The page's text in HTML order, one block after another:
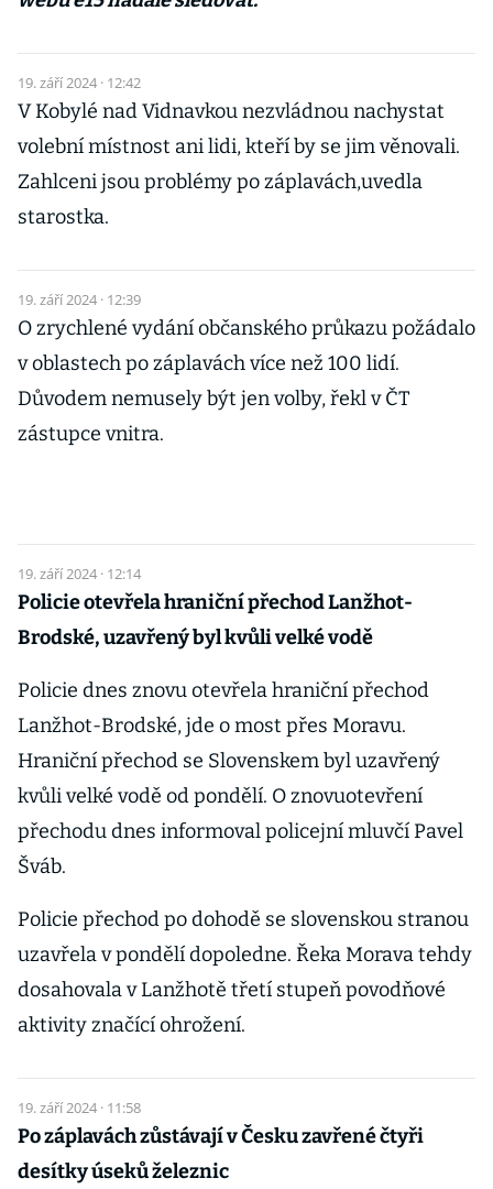
19. září 2024 · 12:42
V Kobylé nad Vidnavkou nezvládnou nachystat
volební místnost ani lidi, kteří by se jim věnovali.
Zahlceni jsou problémy po záplavách,uvedla
starostka.
19. září 2024 · 12:39
O zrychlené vydání občanského průkazu požádalo
v oblastech po záplavách více než 100 lidí.
Důvodem nemusely být jen volby, řekl v ČT
zástupce vnitra.
19. září 2024 · 12:14
Policie otevřela hraniční přechod Lanžhot-
Brodské, uzavřený byl kvůli velké vodě
Policie dnes znovu otevřela hraniční přechod
Lanžhot-Brodské, jde o most přes Moravu.
Hraniční přechod se Slovenskem byl uzavřený
kvůli velké vodě od pondělí. O znovuotevření
přechodu dnes informoval policejní mluvčí Pavel
Šváb.
Policie přechod po dohodě se slovenskou stranou
uzavřela v pondělí dopoledne. Řeka Morava tehdy
dosahovala v Lanžhotě třetí stupeň povodňové
aktivity značící ohrožení.
19. září 2024 · 11:58
Po záplavách zůstávají v Česku zavřené čtyři
desítky úseků železnic